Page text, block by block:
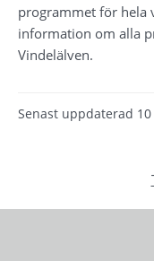
programmet för hela
information om alla
Vindelälven.
Senast uppdaterad